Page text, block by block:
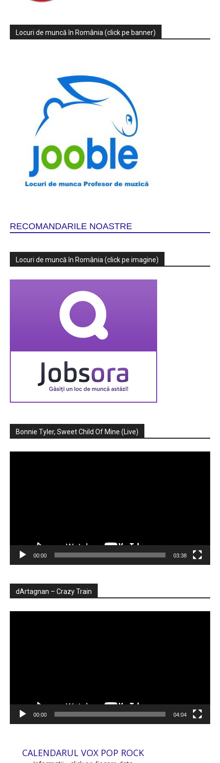
Locuri de muncă în România (click pe banner)
RECOMANDARILE NOASTRE
Locuri de muncă în România (click pe imagine)
Bonnie Tyler, Sweet Child Of Mine (Live)
00:00 03:38
dArtagnan – Crazy Train
00:00 04:04
CALENDARUL VOX POP ROCK